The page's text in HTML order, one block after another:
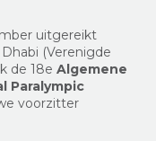
uitgereikt
(Verenigde
de 18eAlgemene
Paralympic
voorzitter